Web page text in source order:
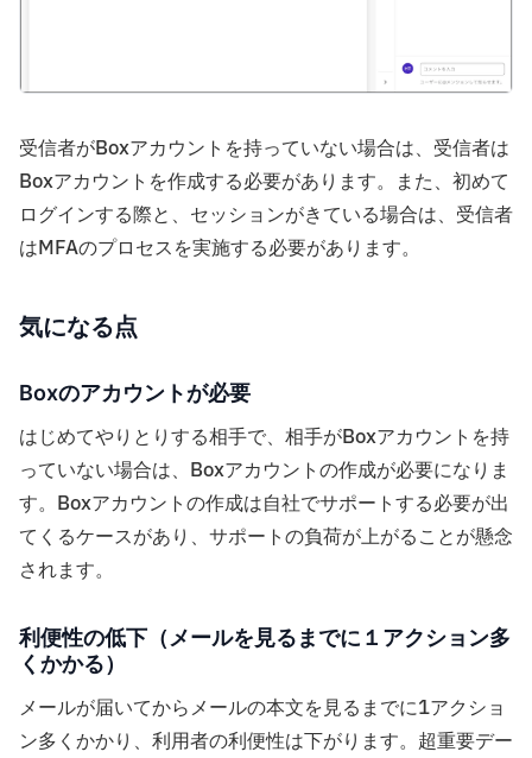
受信者がBoxアカウントを持っていない場合は、受信者は
Boxアカウントを作成する必要があります。また、初めて
ログインする際と、セッションがきている場合は、受信者
はMFAのプロセスを実施する必要があります。
気になる点
Boxのアカウントが必要
はじめてやりとりする相手で、相手がBoxアカウントを持
っていない場合は、Boxアカウントの作成が必要になりま
す。Boxアカウントの作成は自社でサポートする必要が出
てくるケースがあり、サポートの負荷が上がることが懸念
されます。
利便性の低下（メールを見るまでに１アクション多
くかかる）
メールが届いてからメールの本文を見るまでに1アクショ
ン多くかかり、利用者の利便性は下がります。超重要デー